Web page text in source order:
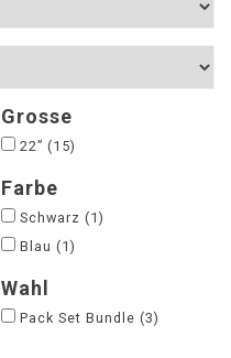
Grosse
22” (15)
Farbe
Schwarz (1)
Blau (1)
Wahl
Pack Set Bundle (3)